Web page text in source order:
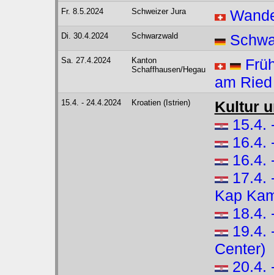
Fr. 8.5.2024 Schweizer Jura
Di. 30.4.2024 Schwarzwald
Sa. 27.4.2024
Kanton
Schaffhausen/Hegau
am Ried
15.4. - 24.4.2024 Kroatien (Istrien)
Kultur
15.4.
16.4.
16.4.
17.4.
Kap
18.4.
19.4.
Center)
20.4.